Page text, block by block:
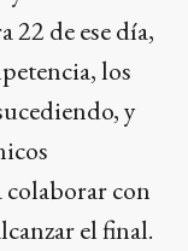
22 de ese día,
los
y
colaborar con
el final.